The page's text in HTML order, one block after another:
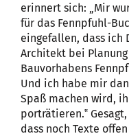
erinnert sich: „Mir
für das Fennpfuhl-
eingefallen, dass ich
Architekt bei
Bauvorhabens
Und ich habe mir
Spaß machen wird,
porträtieren.‟
dass noch Texte